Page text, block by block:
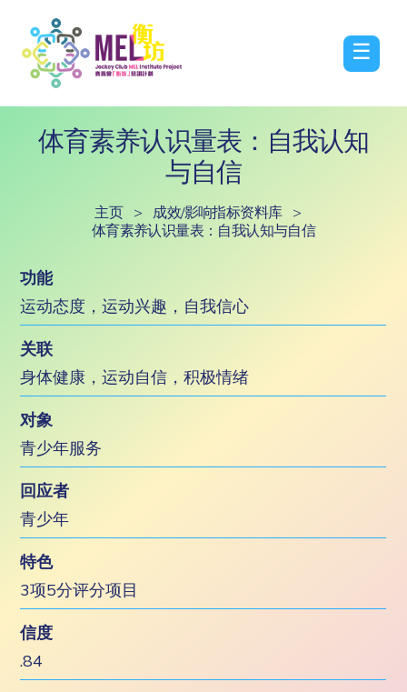
☰
体育素养认识量表：自我认知
与自信
主页 > 成效/影响指标资料库
>
体育素养认识量表：自我认知与自信
功能
运动态度，运动兴趣，自我信心
关联
身体健康，运动自信，积极情绪
对象
青少年服务
回应者
青少年
特色
3项5分评分项目
信度
.84